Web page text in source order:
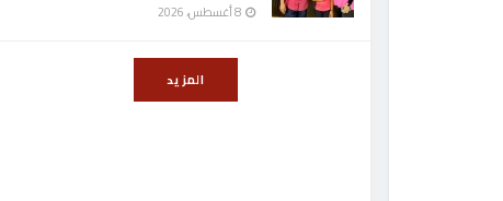
المزيد